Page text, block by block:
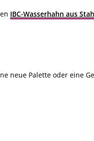
IBC-Wasserhahn aus
neue Palette oder eine